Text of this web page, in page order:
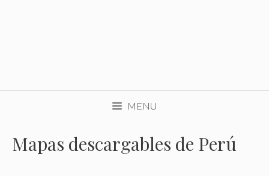
MENU
Mapas descargables de Perú